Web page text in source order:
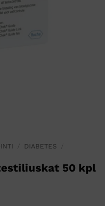
DIABETES
50 kpl